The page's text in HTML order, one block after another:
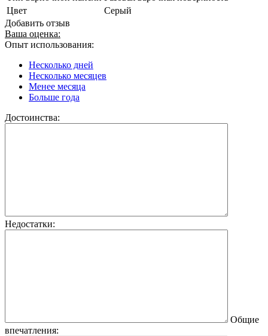
Цвет
Серый
Добавить отзыв
Ваша оценка:
Опыт использования:
Несколько дней
Несколько месяцев
Менее месяца
Больше года
Достоинства:
Недостатки:
Общие
впечатления: